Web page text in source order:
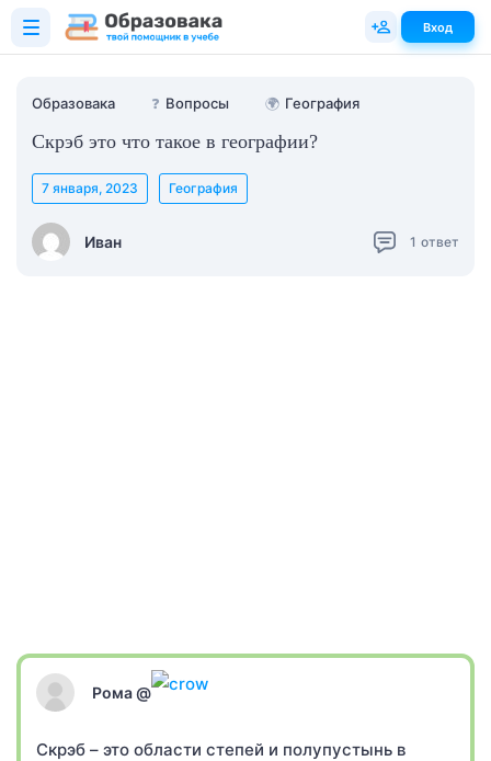
Образовака ❓ Вопросы 🌍 География
Скрэб это что такое в географии?
Иван
7 января, 2023 География
1 ответ
Рома @
Скрэб – это области степей и полупустынь в
Вход